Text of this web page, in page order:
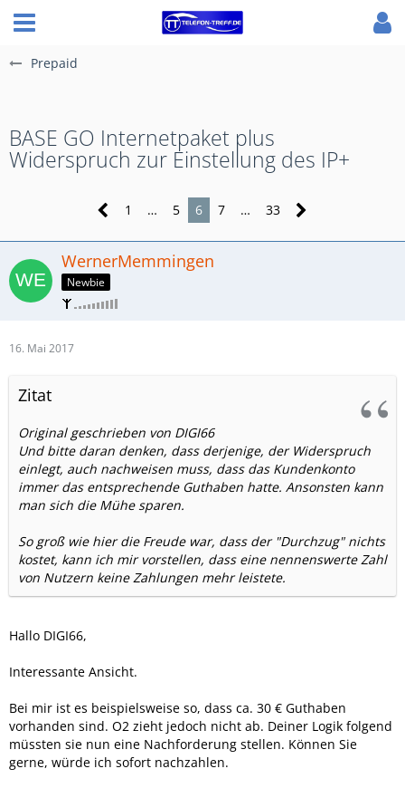
Prepaid
BASE GO Internetpaket plus
Widerspruch zur Einstellung des IP+
1 … 5 6 7 … 33
WernerMemmingen
Newbie
16. Mai 2017
Zitat
Original geschrieben von DIGI66
Und bitte daran denken, dass derjenige, der Widerspruch
einlegt, auch nachweisen muss, dass das Kundenkonto
immer das entsprechende Guthaben hatte. Ansonsten kann
man sich die Mühe sparen.
So groß wie hier die Freude war, dass der "Durchzug" nichts
kostet, kann ich mir vorstellen, dass eine nennenswerte Zahl
von Nutzern keine Zahlungen mehr leistete.
Hallo DIGI66,
Interessante Ansicht.
Bei mir ist es beispielsweise so, dass ca. 30 € Guthaben
vorhanden sind. O2 zieht jedoch nicht ab. Deiner Logik folgend
müssten sie nun eine Nachforderung stellen. Können Sie
gerne, würde ich sofort nachzahlen.